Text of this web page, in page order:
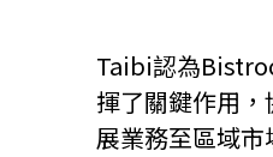
Taibi認為
揮了關鍵作用
展業務至區域市